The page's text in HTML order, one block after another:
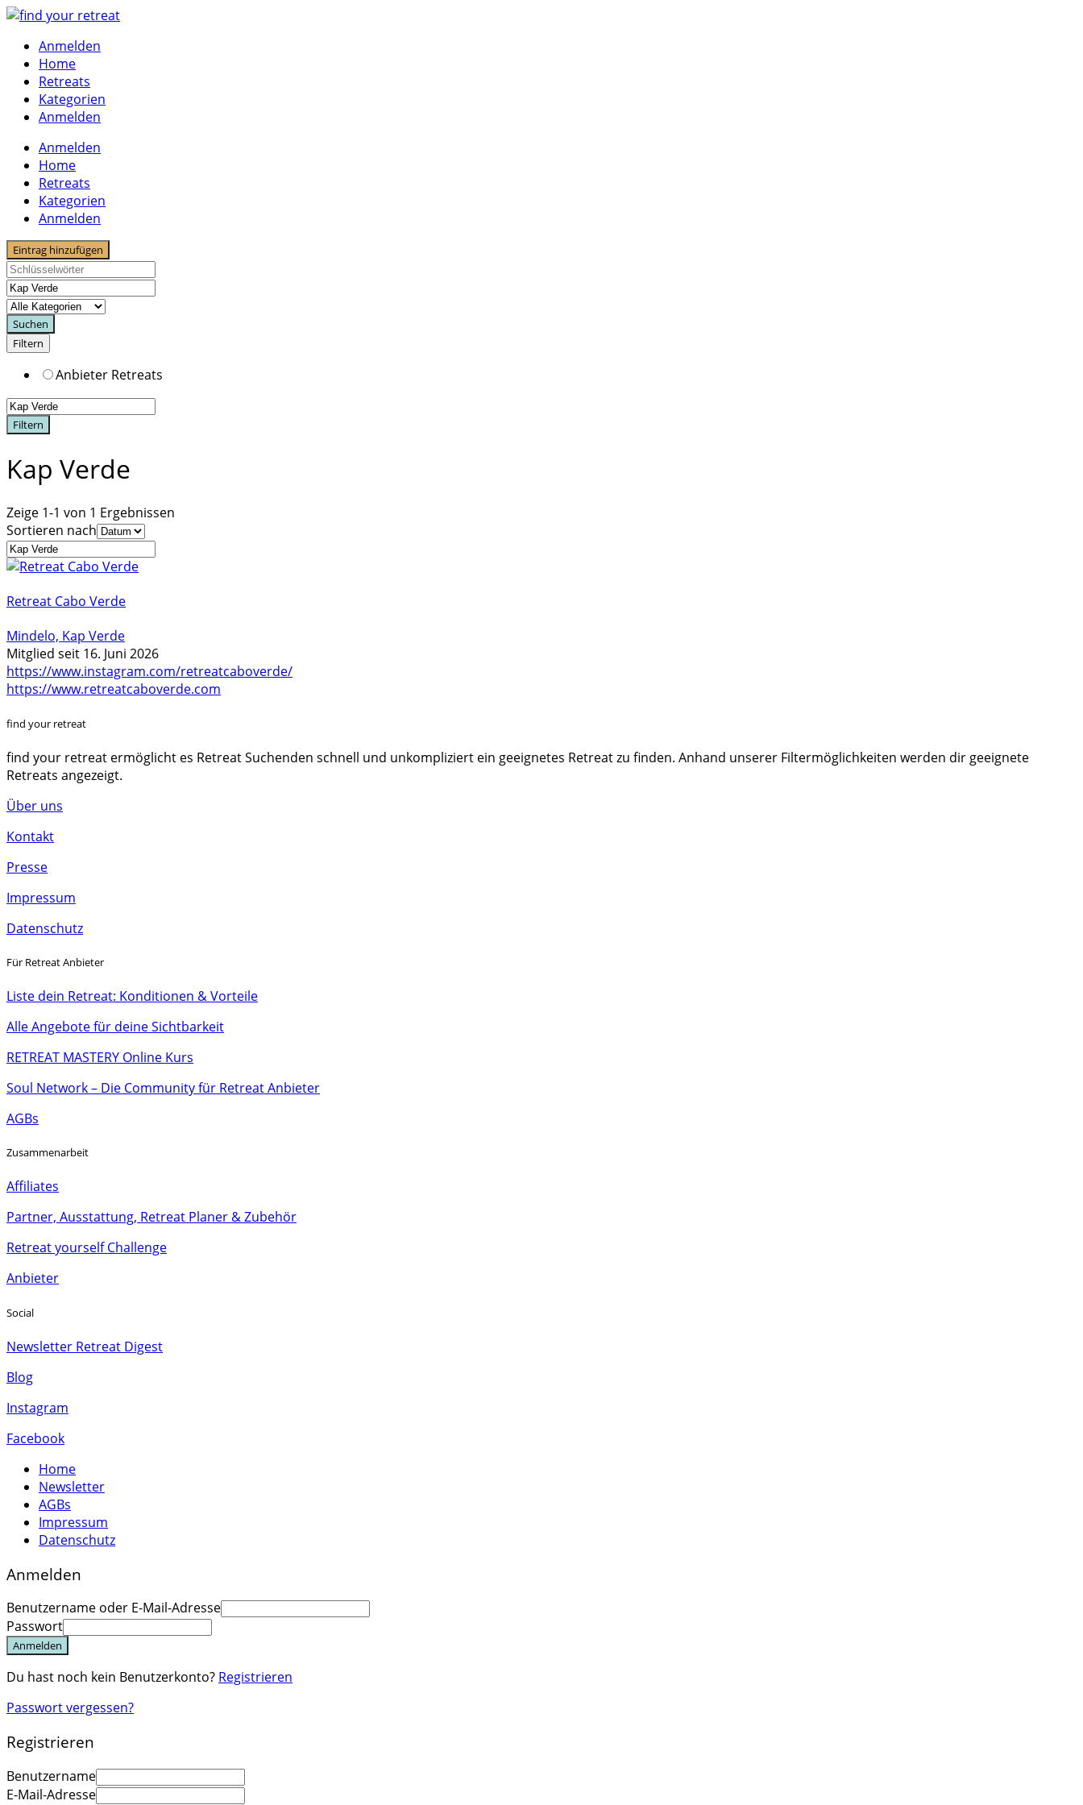
Skip
contentAnmelden
Home
Retreats
Kategorien
Anmelden
Anmelden
Home
Retreats
Kategorien
Anmelden
Eintrag hinzufügen
Suchen
Filtern
Anbieter Retreats
Filtern
Kap Verde
Zeige 1-1 von 1 Ergebnissen
Sortieren nach
Retreat Cabo Verde
Mindelo, Kap Verde
Mitglied seit 16. Juni 2026
https://www.instagram.com/retreatcaboverde/
https://www.retreatcaboverde.com
find your retreat
find your retreat ermöglicht es Retreat Suchenden schnell und unkompliziert ein geeignetes Retreat zu finden. Anhand unserer Filtermöglichkeiten werden dir geeignete
Retreats angezeigt.
Über uns
Kontakt
Presse
Impressum
Datenschutz
Für Retreat Anbieter
Liste dein Retreat: Konditionen & Vorteile
Alle Angebote für deine Sichtbarkeit
RETREAT MASTERY Online Kurs
Soul Network – Die Community für Retreat Anbieter
AGBs
Zusammenarbeit
Affiliates
Partner, Ausstattung, Retreat Planer & Zubehör
Retreat yourself Challenge
Anbieter
Social
Newsletter Retreat Digest
Blog
Instagram
Facebook
Home
Newsletter
AGBs
Impressum
Datenschutz
Anmelden
Benutzername oder E-Mail-Adresse
Passwort
Anmelden
Du hast noch kein Benutzerkonto? Registrieren
Passwort vergessen?
Registrieren
Benutzername
E-Mail-Adresse